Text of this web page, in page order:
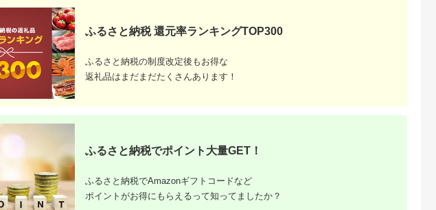
出典：ANAのふるさと
納税
北海道 根室市
【北海道根室産】牡蠣
むき身150g×4P[5月
54007
5.0
14,000
ス
埼玉県 白岡市
ムの「朝もぎ梨」幸
5.0
愛知県 碧南市
ジュエリートマトの定
5.0
まと 野菜 やさい 新鮮
5.0
鮮魚専門店 西京漬け
ふるさと納税 還元率ランキングTOP300
ふるさと納税の制度改定後もお得な
返礼品はまだまだたくさんあります！
ふるさと納税でポイント大量GET！
ふるさと納税でAmazonギフトコードなど
ポイントがお得にもらえるって知ってましたか？